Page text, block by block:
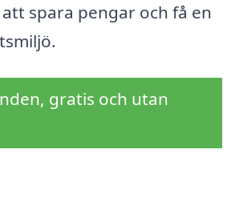
spara pengar och få en
gratis och utan